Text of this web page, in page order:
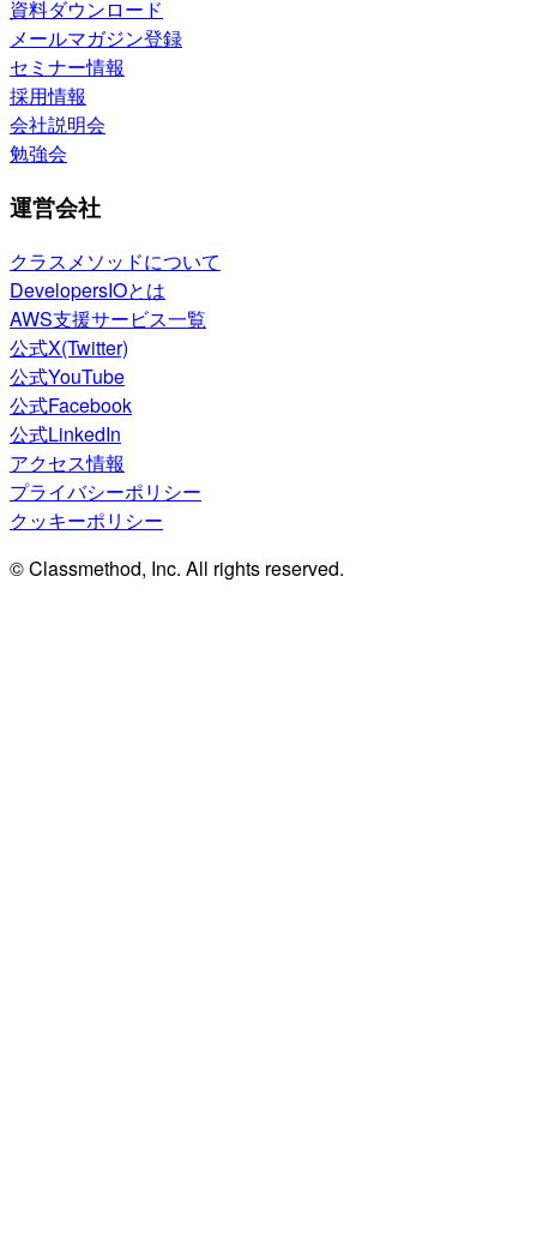
資料ダウンロード
メールマガジン登録
セミナー情報
採用情報
会社説明会
勉強会
運営会社
クラスメソッドについて
DevelopersIOとは
AWS支援サービス一覧
公式X(Twitter)
公式YouTube
公式Facebook
公式LinkedIn
アクセス情報
プライバシーポリシー
クッキーポリシー
© Classmethod, Inc. All rights reserved.